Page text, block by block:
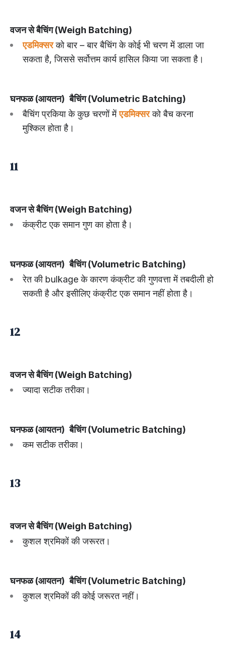
वजन से बैचिंग (Weigh Batching)
एडमिक्सरको बार – बार बैचिंग के कोई भी चरण में डाला जा
सकता है, जिससे सर्वोत्तम कार्य हासिल किया जा सकता है।
घनफळ (आयतन) बैचिंग (Volumetric Batching)
बैचिंग प्रकिया के कुछ चरणों मेंएडमिक्सरको बैच करना
मुश्किल होता है।
11
वजन से बैचिंग (Weigh Batching)
कंक्रीट एक समान गुण का होता है।
घनफळ (आयतन) बैचिंग (Volumetric Batching)
रेत की bulkage के कारण कंक्रीट की गुणवत्ता में तबदीली हो
सकती है और इसीलिए कंक्रीट एक समान नहीं होता है।
12
वजन से बैचिंग (Weigh Batching)
ज्यादा सटीक तरीका।
घनफळ (आयतन) बैचिंग (Volumetric Batching)
कम सटीक तरीका।
13
वजन से बैचिंग (Weigh Batching)
कुशल श्रमिकों की जरूरत।
घनफळ (आयतन) बैचिंग (Volumetric Batching)
कुशल श्रमिकों की कोई जरूरत नहीं।
14